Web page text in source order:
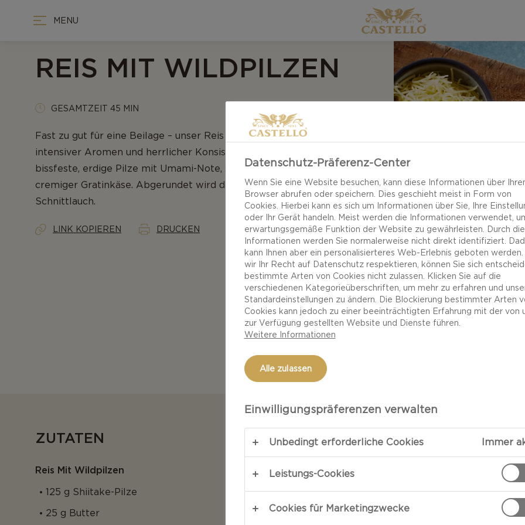
MENU
REIS MIT WILDPILZEN
GESAMTZEIT 45 MIN
Fast zu gut für eine Beilage – unser Reis mit Wildpilzen steckt voller
intensiver Aromen und herrlicher Konsistenten. Zarter Reis,
bissfeste, erdige Pilze mit Umami-Note, scharfe Schalotten und
cremiger Gratinkäse. Abgerundet wird das Gericht mit frischem
Schnittlauch.
LINK KOPIEREN DRUCKEN
ZUTATEN
Reis Mit Wildpilzen
125 g Shiitake-Pilze
25 g Butter
Reis Mit Wildpilzen
Stiele von
in dicke
Datenschutz-Präferenz-Center
Wenn Sie eine Website besuchen, kann diese Informationen über
Browser abrufen oder speichern. Dies geschieht meist in Form von
Cookies. Hierbei kann es sich um Informationen über Sie, Ihre
oder Ihr Gerät handeln. Meist werden die Informationen verwendet,
erwartungsgemäße Funktion der Website zu gewährleisten. Durch
Informationen werden Sie normalerweise nicht direkt identifiziert.
kann Ihnen aber ein personalisierteres Web-Erlebnis geboten werden.
wir Ihr Recht auf Datenschutz respektieren, können Sie sich
bestimmte Arten von Cookies nicht zulassen. Klicken Sie auf die
verschiedenen Kategorieüberschriften, um mehr zu erfahren und
Standardeinstellungen zu ändern. Die Blockierung bestimmter Arten
Cookies kann jedoch zu einer beeinträchtigten Erfahrung mit der von
zur Verfügung gestellten Website und Dienste führen.
Weitere Informationen
Alle zulassen
Einwilligungspräferenzen verwalten
Unbedingt erforderliche Cookies Immer
Leistungs-Cookies
Cookies für Marketingzwecke